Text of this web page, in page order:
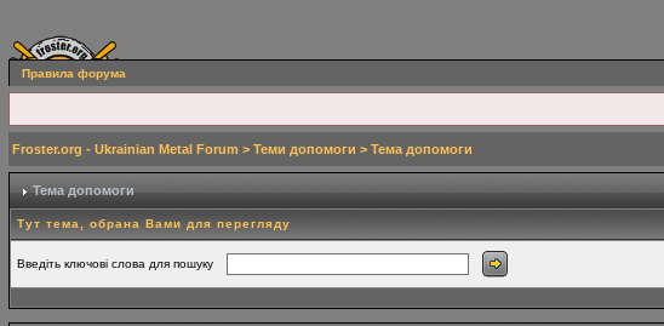
Правила форума
Froster.org - Ukrainian Metal Forum > Теми допомоги > Тема допомоги
Тема допомоги
Тут тема, обрана Вами для перегляду
Введіть ключові слова для пошуку